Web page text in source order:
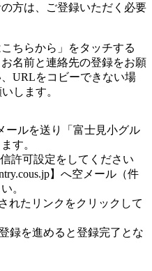
方は、ご登録いただく必要
ちらから」をタッチする
名前と連絡先の登録をお願
URLをコビーできない場
します。
ールを送り「富士見小グル
す。
許可設定をしてください
】へ空メール（件
してください。
たリンクをクリックして
を進めると登録完了とな